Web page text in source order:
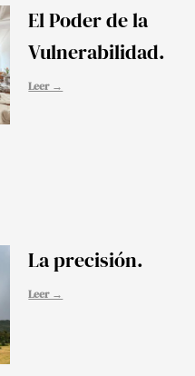
El Poder de la
Vulnerabilidad.
Leer →
La precisión.
Leer →